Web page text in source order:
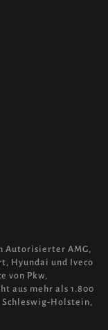
Autorisierter AMG,
Hyundai und Iveco
von Pkw,
aus mehr als 1.800
Holstein,